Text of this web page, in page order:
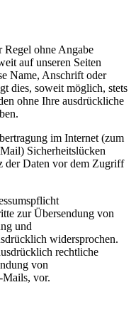
Regel ohne Angabe
auf unseren Seiten
Name, Anschrift oder
dies, soweit möglich, stets
ohne Ihre ausdrückliche
im Internet (zum
Sicherheitslücken
der Daten vor dem Zugriff
zur Übersendung von
und
widersprochen.
rechtliche
von
Mails, vor.